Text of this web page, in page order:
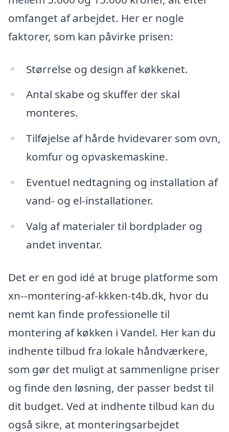
omfanget af arbejdet. Her er nogle
faktorer, som kan påvirke prisen:
Størrelse og design af køkkenet.
Antal skabe og skuffer der skal
monteres.
Tilføjelse af hårde hvidevarer som ovn,
komfur og opvaskemaskine.
Eventuel nedtagning og installation af
vand- og el-installationer.
Valg af materialer til bordplader og
andet inventar.
Det er en god idé at bruge platforme som
xn--montering-af-kkken-t4b.dk, hvor du
nemt kan finde professionelle til
montering af køkken i Vandel. Her kan du
indhente tilbud fra lokale håndværkere,
som gør det muligt at sammenligne priser
og finde den løsning, der passer bedst til
dit budget. Ved at indhente tilbud kan du
også sikre, at monteringsarbejdet